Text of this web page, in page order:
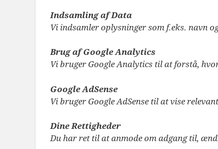
Indsamling af Data
Vi indsamler oplysninger som f.eks. navn
Brug af Google Analytics
Vi bruger Google Analytics til at forstå,
Google AdSense
Vi bruger Google AdSense til at vise
Dine Rettigheder
Du har ret til at anmode om adgang til,